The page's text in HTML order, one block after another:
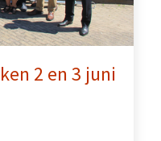
2 en 3 juni